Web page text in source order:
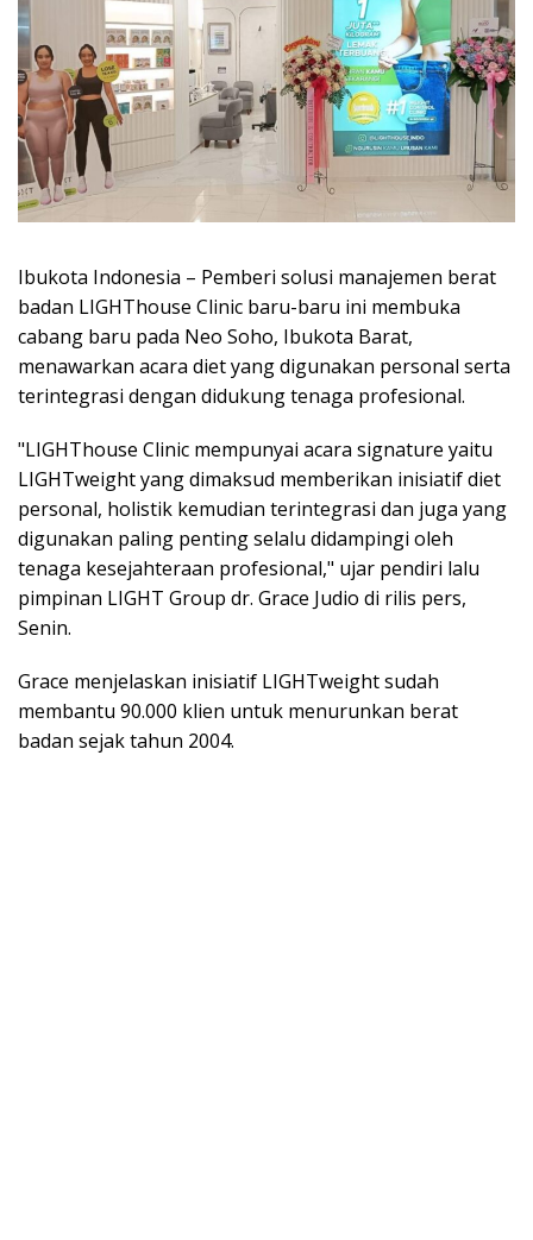
Ibukota Indonesia – Pemberi solusi manajemen berat
badan LIGHThouse Clinic baru-baru ini membuka
cabang baru pada Neo Soho, Ibukota Barat,
menawarkan acara diet yang digunakan personal serta
terintegrasi dengan didukung tenaga profesional.
"LIGHThouse Clinic mempunyai acara signature yaitu
LIGHTweight yang dimaksud memberikan inisiatif diet
personal, holistik kemudian terintegrasi dan juga yang
digunakan paling penting selalu didampingi oleh
tenaga kesejahteraan profesional," ujar pendiri lalu
pimpinan LIGHT Group dr. Grace Judio di rilis pers,
Senin.
Grace menjelaskan inisiatif LIGHTweight sudah
membantu 90.000 klien untuk menurunkan berat
badan sejak tahun 2004.